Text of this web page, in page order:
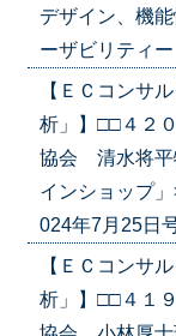
デザイン、機
ーザビリティ
【ＥＣコンサ
析」】□□４２
協会 清水将
インショップ
024年7月25日
【ＥＣコンサ
析」】□□４１